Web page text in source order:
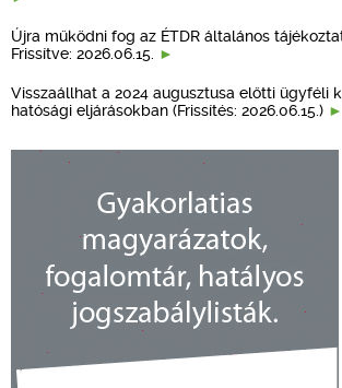
Újra működni fog az ÉTDR általános
Frissítve: 2026.06.15.
Visszaállhat a 2024 augusztusa előtti ügyféli
hatósági eljárásokban (Frissítés: 2026.06.15.)